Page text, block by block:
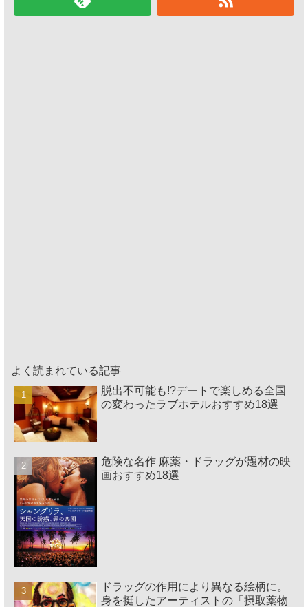
よく読まれている記事
脱出不可能も!?デートで楽しめる全国
の変わったラブホテルおすすめ18選
危険な名作 麻薬・ドラッグが題材の映
画おすすめ18選
ドラッグの作用により異なる絵柄に。
身を挺したアーティストの「摂取薬物